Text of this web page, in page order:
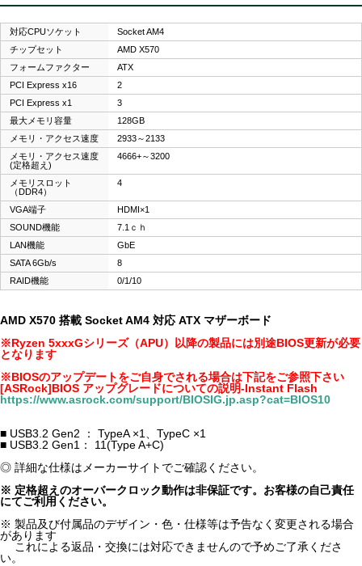
対応CPUソケット
Socket AM4
チップセット
AMD X570
フォームファクター
ATX
PCI Express x16
2
PCI Express x1
3
最大メモリ容量
128GB
メモリ・アクセス速度
2933～2133
メモリ・アクセス速度
(定格超え)
4666+～3200
メモリスロット
（DDR4）
4
VGA端子
HDMI×1
SOUND機能
7.1ｃｈ
LAN機能
GbE
SATA 6Gb/s
8
RAID機能
0/1/10
AMD X570 搭載 Socket AM4 対応 ATX マザーボード
※Ryzen 5xxxGシリーズ（APU）以降の製品には別途BIOS更新が必要
となります
※BIOSのアップデートをご自身でされる場合は下記をご参照下さい
[ASRock]BIOS アップグレードについての説明-Instant Flash
https://www.asrock.com/support/BIOSIG.jp.asp?cat=BIOS10
■ USB3.2 Gen2 ： TypeA ×1、TypeC ×1
■ USB3.2 Gen1： 11(Type A+C)
◎ 詳細な仕様はメーカーサイトでご確認ください。
※ 定格超えのオーバークロック動作は非保証です。お客様の自己責任
にてご利用ください。
※ 製品及び付属品のデザイン・色・仕様等は予告なく変更される場合
があります
これによる返品・交換には対応できませんので予めご了承くださ
い。